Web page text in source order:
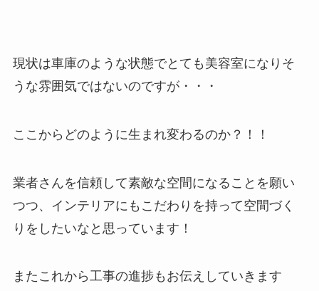
現状は車庫のような状態でとても美容室になりそ
うな雰囲気ではないのですが・・・
ここからどのように生まれ変わるのか？！！
業者さんを信頼して素敵な空間になることを願い
つつ、インテリアにもこだわりを持って空間づく
りをしたいなと思っています！
またこれから工事の進捗もお伝えしていきます